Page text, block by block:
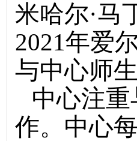
米哈尔·马
2021年爱
与中心师
中心注
作。中心